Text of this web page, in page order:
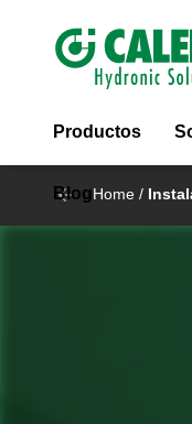
Header
Productos
BlogHome /